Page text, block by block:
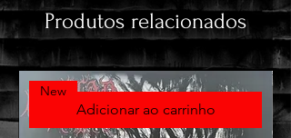
Produtos relacionados
Adicionar ao carrinho
New